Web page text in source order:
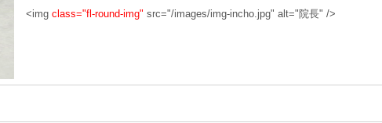
<img class="fl-round-img" src="/images/img-incho.jpg" alt="院長" />